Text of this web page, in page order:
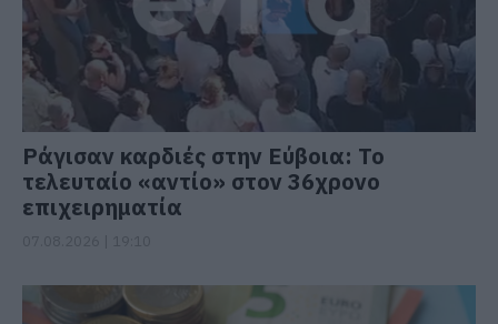
Ράγισαν καρδιές στην Εύβοια: Το
τελευταίο «αντίο» στον 36χρονο
επιχειρηματία